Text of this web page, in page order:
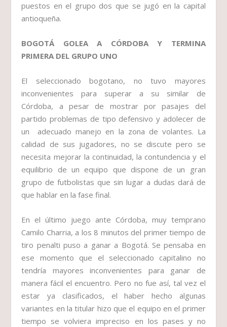
puestos en el grupo dos que se jugó en la capital
antioqueña.
BOGOTÁ GOLEA A CÓRDOBA Y TERMINA
PRIMERA DEL GRUPO UNO
El seleccionado bogotano, no tuvo mayores
inconvenientes para superar a su similar de
Córdoba, a pesar de mostrar por pasajes del
partido problemas de tipo defensivo y adolecer de
un adecuado manejo en la zona de volantes. La
calidad de sus jugadores, no se discute pero se
necesita mejorar la continuidad, la contundencia y el
equilibrio de un equipo que dispone de un gran
grupo de futbolistas que sin lugar a dudas dará de
que hablar en la fase final.
En el último juego ante Córdoba, muy temprano
Camilo Charria, a los 8 minutos del primer tiempo de
tiro penalti puso a ganar a Bogotá. Se pensaba en
ese momento que el seleccionado capitalino no
tendría mayores inconvenientes para ganar de
manera fácil el encuentro. Pero no fue así, tal vez el
estar ya clasificados, el haber hecho algunas
variantes en la titular hizo que el equipo en el primer
tiempo se volviera impreciso en los pases y no